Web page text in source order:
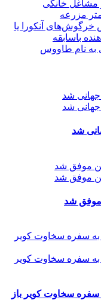
خانگی
آنکورا یا
باسابقه
نام طاووس
شد
شد
سخاوت کویر باز